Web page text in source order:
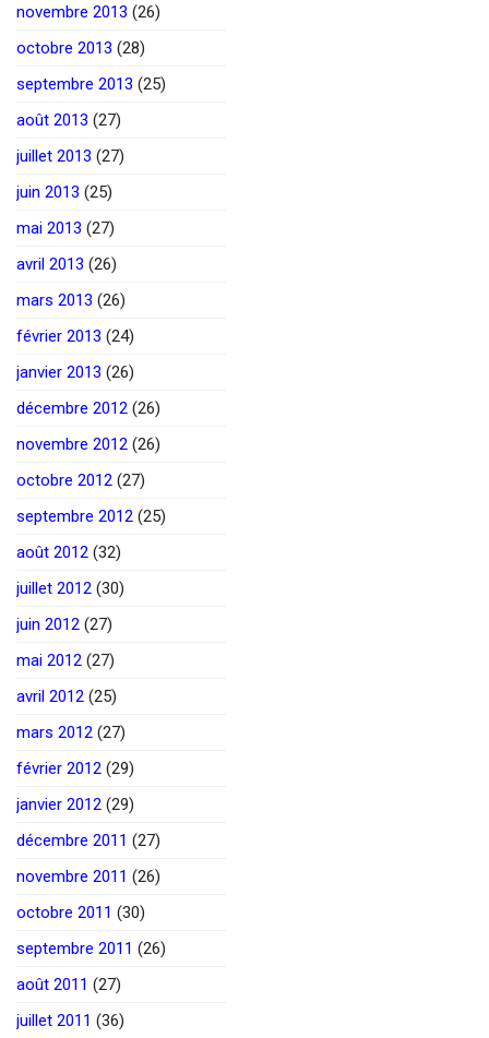
novembre 2013 (26)
octobre 2013 (28)
septembre 2013 (25)
août 2013 (27)
juillet 2013 (27)
juin 2013 (25)
mai 2013 (27)
avril 2013 (26)
mars 2013 (26)
février 2013 (24)
janvier 2013 (26)
décembre 2012 (26)
novembre 2012 (26)
octobre 2012 (27)
septembre 2012 (25)
août 2012 (32)
juillet 2012 (30)
juin 2012 (27)
mai 2012 (27)
avril 2012 (25)
mars 2012 (27)
février 2012 (29)
janvier 2012 (29)
décembre 2011 (27)
novembre 2011 (26)
octobre 2011 (30)
septembre 2011 (26)
août 2011 (27)
juillet 2011 (36)